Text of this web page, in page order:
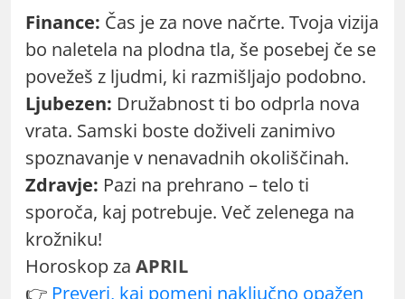
Finance: Čas je za nove načrte. Tvoja vizija
bo naletela na plodna tla, še posebej če se
povežeš z ljudmi, ki razmišljajo podobno.
Ljubezen: Družabnost ti bo odprla nova
vrata. Samski boste doživeli zanimivo
spoznavanje v nenavadnih okoliščinah.
Zdravje: Pazi na prehrano – telo ti
sporoča, kaj potrebuje. Več zelenega na
krožniku!
Horoskop za APRIL
👉 Preveri, kaj pomeni naključno opažen